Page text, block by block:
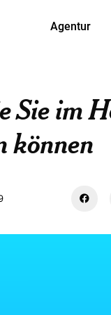
Agentur
Sie im
können